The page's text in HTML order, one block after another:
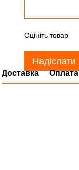
Оцініть товар
Надіслати
Доставка Оплата